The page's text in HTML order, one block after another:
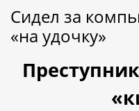
Сидел за
«на удочку»